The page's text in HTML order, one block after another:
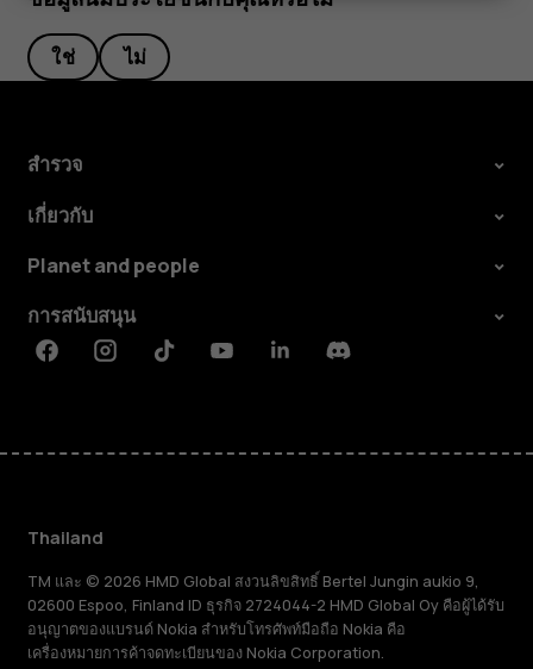
ใช่ ไม่
สำรวจ
เกี่ยวกับ
Planet and people
การสนับสนุน
FacebookInstagramTiktokYoutubeLinkedinDiscord
Thailand
TM และ © 2026 HMD Global สงวนลิขสิทธิ์ Bertel Jungin aukio 9,
02600 Espoo, Finland ID ธุรกิจ 2724044-2 HMD Global Oy คือผู้ได้รับ
อนุญาตของแบรนด์ Nokia สำหรับโทรศัพท์มือถือ Nokia คือ
เครื่องหมายการค้าจดทะเบียนของ Nokia Corporation.